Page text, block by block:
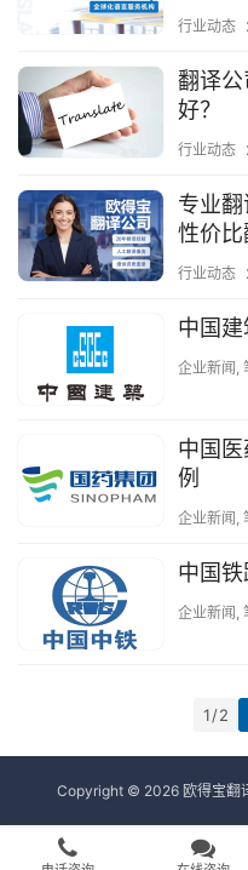
行业动态
翻译
好？
行业动态
专业
性价
行业动态
中国
企业新闻
中国
例
企业新闻
中国
企业新闻
1 / 2
Copyright © 2026 欧得宝翻